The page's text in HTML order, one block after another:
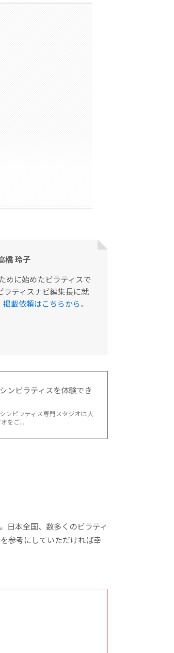
橋 玲子
めに始めたピラティスで
ティスナビ編集長に就
掲載依頼はこちらから。
ンピラティスを体験でき
ンピラティス専門スタジオは大
をご...
日本全国、数多くのピラティ
参考にしていただければ幸